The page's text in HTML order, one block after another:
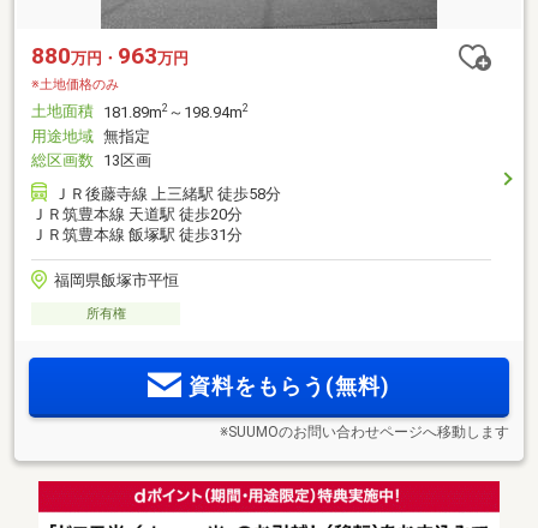
880万円・ 963万円
※土地価格のみ
土地面積 181.89m2 ～198.94m2
用途地域 無指定
総区画数 13区画
ＪＲ後藤寺線 上三緒駅 徒歩58分
ＪＲ筑豊本線 天道駅 徒歩20分
ＪＲ筑豊本線 飯塚駅 徒歩31分
福岡県飯塚市平恒
所有権
資料をもらう(無料)
※SUUMOのお問い合わせページへ移動します